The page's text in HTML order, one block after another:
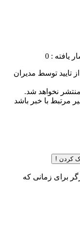
یافته : 0
توسط مدیران
نخواهد شد.
مرتبط با خبر باشد
کردن !
برای زمانی که